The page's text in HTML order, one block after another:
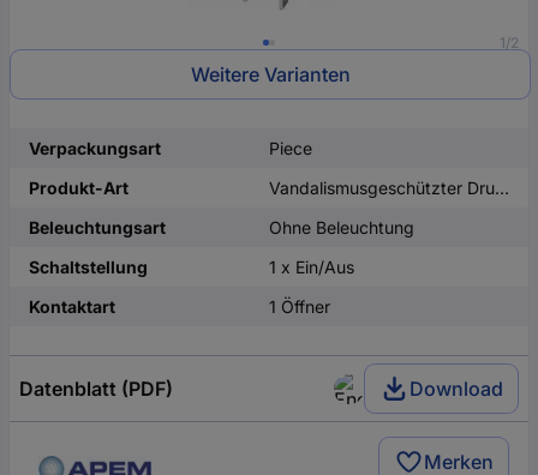
1/2
Weitere Varianten
Verpackungsart
Piece
Produkt-Art
Vandalismusgeschützter Druckschalter
Beleuchtungsart
Ohne Beleuchtung
Schaltstellung
1 x Ein/Aus
Kontaktart
1 Öffner
Datenblatt (PDF) Download
Merken